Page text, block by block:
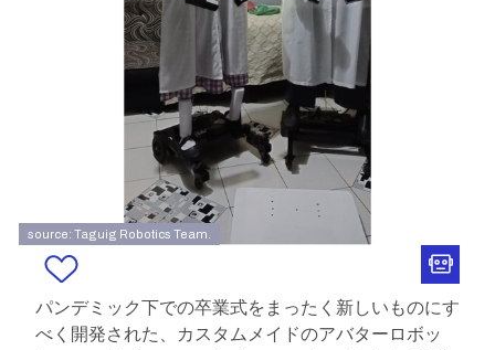
source: Taguig Robotics Team.
パンデミック下での卒業式をまったく新しいものにす
べく開発された、カスタムメイドのアバターロボッ